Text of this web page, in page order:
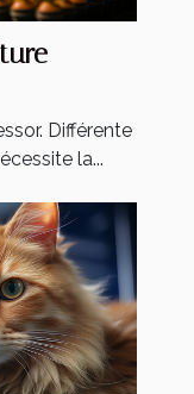
Différente
la...